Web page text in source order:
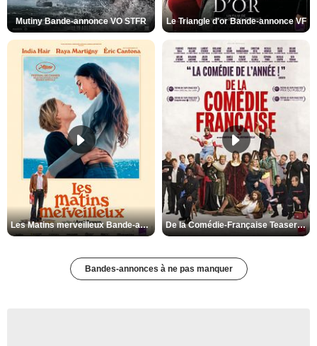
Mutiny Bande-annonce VO STFR Le Triangle d'or Bande-annonce VF
Les Matins merveilleux Bande-annonce VF De la Comédie-Française Teaser VF
Bandes-annonces à ne pas manquer